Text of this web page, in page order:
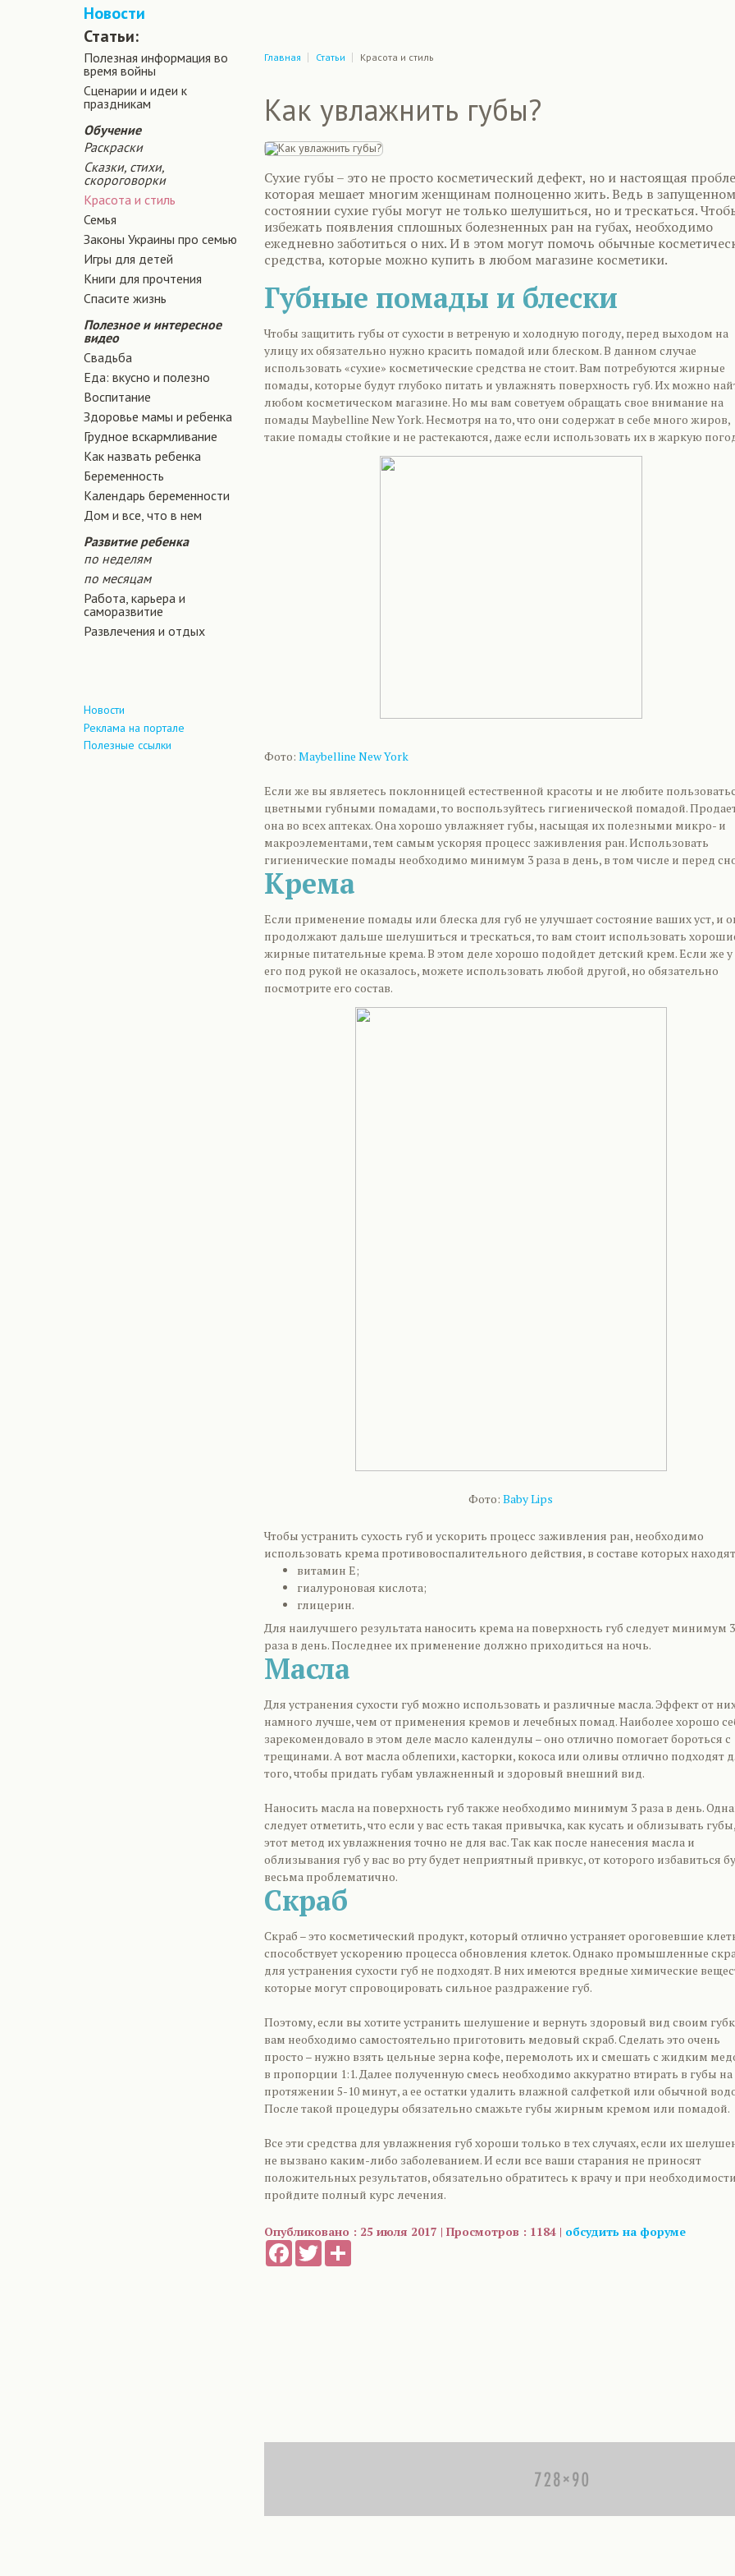
Новости
Статьи:
Полезная информация во
время войны
Сценарии и идеи к
праздникам
Обучение
Раскраски
Сказки, стихи,
скороговорки
Красота и стиль
Семья
Законы Украины про семью
Игры для детей
Книги для прочтения
Спасите жизнь
Полезное и интересное
видео
Свадьба
Еда: вкусно и полезно
Воспитание
Здоровье мамы и ребенка
Грудное вскармливание
Как назвать ребенка
Беременность
Календарь беременности
Дом и все, что в нем
Развитие ребенка
по неделям
по месяцам
Работа, карьера и
саморазвитие
Развлечения и отдых
Новости
Реклама на портале
Полезные ссылки
Главная Статьи Красота и стиль
Как увлажнить губы?
Сухие губы – это не просто косметический дефект, но и настоящая
которая мешает многим женщинам полноценно жить. Ведь в запущенном
состоянии сухие губы могут не только шелушиться, но и трескаться.
избежать появления сплошных болезненных ран на губах, необходимо
ежедневно заботиться о них. И в этом могут помочь обычные
средства, которые можно купить в любом магазине косметики.
Губные помады и блески
Чтобы защитить губы от сухости в ветреную и холодную погоду, перед выходом на
улицу их обязательно нужно красить помадой или блеском. В данном случае
использовать «сухие» косметические средства не стоит. Вам потребуются жирные
помады, которые будут глубоко питать и увлажнять поверхность губ. Их можно
любом косметическом магазине. Но мы вам советуем обращать свое внимание на
помады Maybelline New York. Несмотря на то, что они содержат в себе много жиров,
такие помады стойкие и не растекаются, даже если использовать их в жаркую
Фото: Maybelline New York
Если же вы являетесь поклонницей естественной красоты и не любите
цветными губными помадами, то воспользуйтесь гигиенической помадой.
она во всех аптеках. Она хорошо увлажняет губы, насыщая их полезными микро- и
макроэлементами, тем самым ускоряя процесс заживления ран. Использовать
гигиенические помады необходимо минимум 3 раза в день, в том числе и перед
Крема
Если применение помады или блеска для губ не улучшает состояние ваших уст, и
продолжают дальше шелушиться и трескаться, то вам стоит использовать
жирные питательные крема. В этом деле хорошо подойдет детский крем. Если же у
его под рукой не оказалось, можете использовать любой другой, но обязательно
посмотрите его состав.
Фото: Baby Lips
Чтобы устранить сухость губ и ускорить процесс заживления ран, необходимо
использовать крема противовоспалительного действия, в составе которых
витамин Е;
гиалуроновая кислота;
глицерин.
Для наилучшего результата наносить крема на поверхность губ следует минимум 3
раза в день. Последнее их применение должно приходиться на ночь.
Масла
Для устранения сухости губ можно использовать и различные масла. Эффект от
намного лучше, чем от применения кремов и лечебных помад. Наиболее хорошо
зарекомендовало в этом деле масло календулы – оно отлично помогает бороться с
трещинами. А вот масла облепихи, касторки, кокоса или оливы отлично подходят
того, чтобы придать губам увлажненный и здоровый внешний вид.
Наносить масла на поверхность губ также необходимо минимум 3 раза в день.
следует отметить, что если у вас есть такая привычка, как кусать и облизывать
этот метод их увлажнения точно не для вас. Так как после нанесения масла и
облизывания губ у вас во рту будет неприятный привкус, от которого избавиться
весьма проблематично.
Скраб
Скраб – это косметический продукт, который отлично устраняет ороговевшие
способствует ускорению процесса обновления клеток. Однако промышленные
для устранения сухости губ не подходят. В них имеются вредные химические
которые могут спровоцировать сильное раздражение губ.
Поэтому, если вы хотите устранить шелушение и вернуть здоровый вид своим
вам необходимо самостоятельно приготовить медовый скраб. Сделать это очень
просто – нужно взять цельные зерна кофе, перемолоть их и смешать с жидким
в пропорции 1:1. Далее полученную смесь необходимо аккуратно втирать в губы на
протяжении 5-10 минут, а ее остатки удалить влажной салфеткой или обычной
После такой процедуры обязательно смажьте губы жирным кремом или помадой.
Все эти средства для увлажнения губ хороши только в тех случаях, если их
не вызвано каким-либо заболеванием. И если все ваши старания не приносят
положительных результатов, обязательно обратитесь к врачу и при необходимости
пройдите полный курс лечения.
Опубликовано : 25 июля 2017 | Просмотров : 1184 | обсудить на форуме
FacebookTwitter